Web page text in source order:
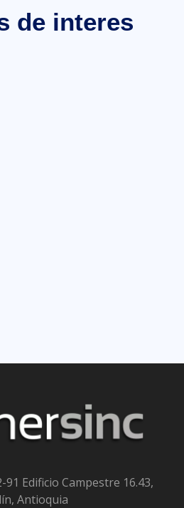
de interes
91 Edificio Campestre 16.43,
Antioquia